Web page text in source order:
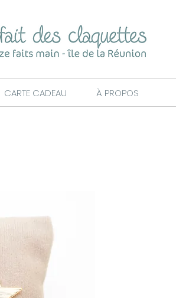
CARTE CADEAU À PROPOS